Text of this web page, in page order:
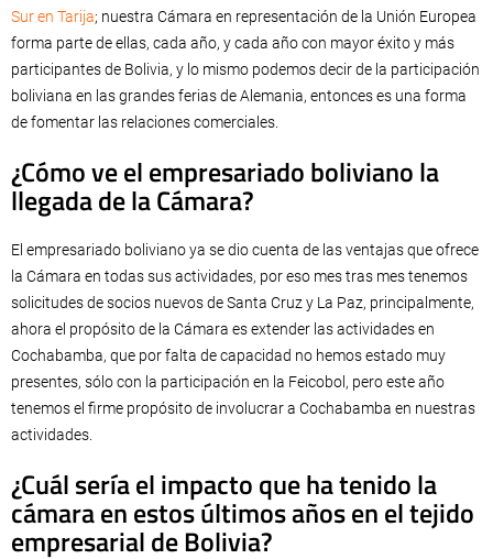
Sur en Tarija; nuestra Cámara en representación de la Unión Europea
forma parte de ellas, cada año, y cada año con mayor éxito y más
participantes de Bolivia, y lo mismo podemos decir de la participación
boliviana en las grandes ferias de Alemania, entonces es una forma
de fomentar las relaciones comerciales.
¿Cómo ve el empresariado boliviano la
llegada de la Cámara?
El empresariado boliviano ya se dio cuenta de las ventajas que ofrece
la Cámara en todas sus actividades, por eso mes tras mes tenemos
solicitudes de socios nuevos de Santa Cruz y La Paz, principalmente,
ahora el propósito de la Cámara es extender las actividades en
Cochabamba, que por falta de capacidad no hemos estado muy
presentes, sólo con la participación en la Feicobol, pero este año
tenemos el firme propósito de involucrar a Cochabamba en nuestras
actividades.
¿Cuál sería el impacto que ha tenido la
cámara en estos últimos años en el tejido
empresarial de Bolivia?